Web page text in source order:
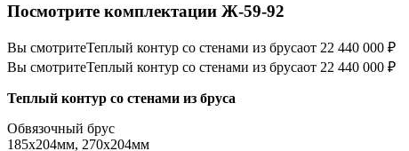
Посмотрите комплектации Ж-59-92
Вы смотритеТеплый контур со стенами из брусаот 22 440 000 ₽
Вы смотритеТеплый контур со стенами из брусаот 22 440 000 ₽
Теплый контур со стенами из бруса
Обвязочный брус
185х204мм, 270х204мм